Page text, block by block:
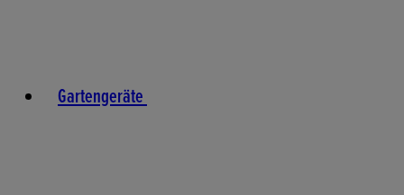
Gartengeräte